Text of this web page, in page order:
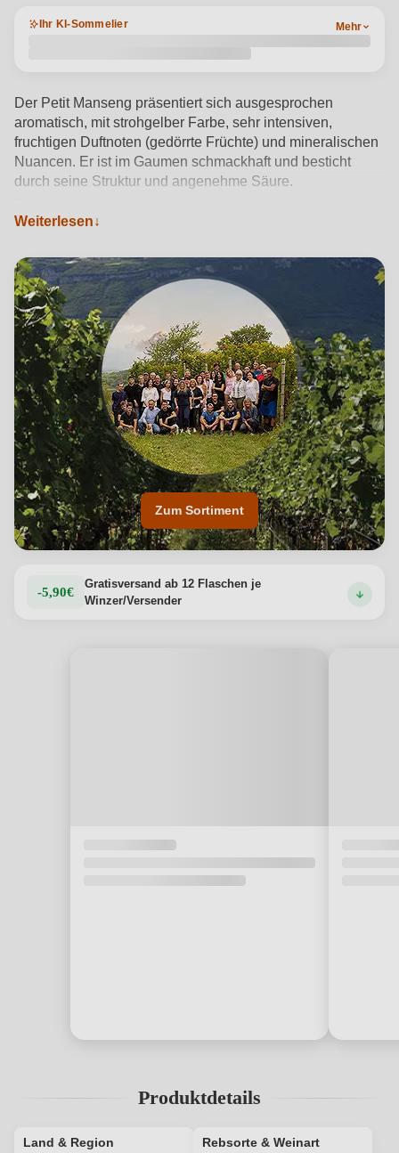
Ihr KI-Sommelier Mehr
Der Petit Manseng präsentiert sich ausgesprochen
aromatisch, mit strohgelber Farbe, sehr intensiven,
fruchtigen Duftnoten (gedörrte Früchte) und mineralischen
Nuancen. Er ist im Gaumen schmackhaft und besticht
durch seine Struktur und angenehme Säure.
Weiterlesen
Zum Sortiment
-5,90€
Gratisversand ab 12 Flaschen je
Winzer/Versender
Produktdetails
Land & Region
Rebsorte & Weinart